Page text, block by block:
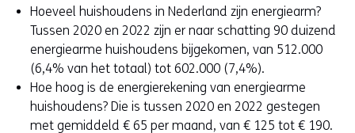
t
e
r
(
v
n
n
i
e
u
w
Hoeveel huishoudens in Nederland zijn energiearm?
Tussen 2020 en 2022 zijn er naar schatting 90 duizend
energiearme huishoudens bijgekomen, van 512.000
(6,4% van het totaal) tot 602.000 (7,4%).
Hoe hoog is de energierekening van energiearme
huishoudens? Die is tussen 2020 en 2022 gestegen
met gemiddeld € 65 per maand, van € 125 tot € 190.